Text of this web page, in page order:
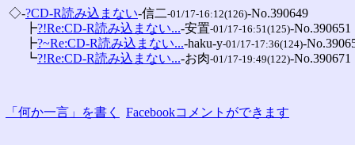
◇-?CD-R読み込まない-信二-01/17-16:12(126)-No.390649
┣?!Re:CD-R読み込まない...-安置-01/17-16:51(125)-No.390651
┣?~Re:CD-R読み込まない...-haku-y-01/17-17:36(124)-
┗?!Re:CD-R読み込まない...-お肉-01/17-19:49(122)-No.390671
「何か一言」を書く Facebookコメントができます